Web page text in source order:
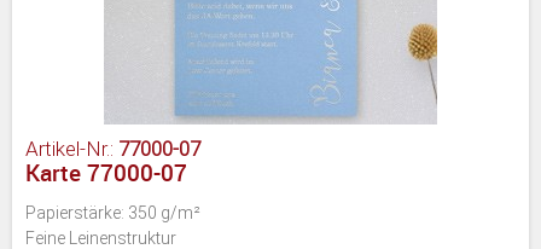
Artikel-Nr.: 77000-07
Karte 77000-07
Papierstärke: 350 g/m²
Feine Leinenstruktur